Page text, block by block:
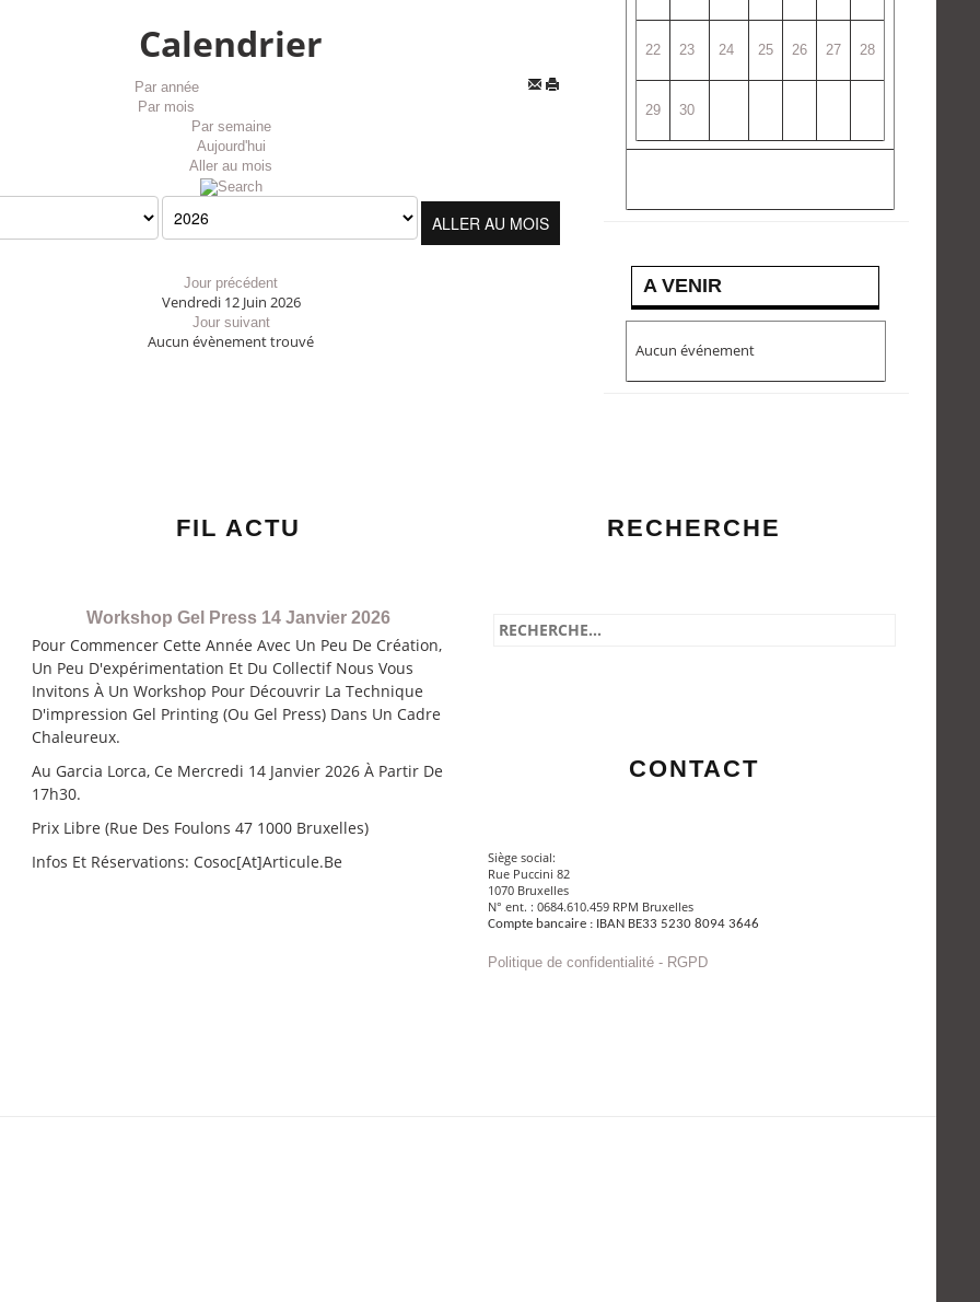
Calendrier
Par année
Par mois
Par semaine
Aujourd'hui
Aller au mois
ALLER AU MOIS
Jour précédent
Vendredi 12 Juin 2026
Jour suivant
Aucun évènement trouvé
22 23 24 25 26 27 28
29 30
A VENIR
Aucun événement
FIL ACTU
Workshop Gel Press 14 Janvier 2026
Pour Commencer Cette Année Avec Un Peu De Création,
Un Peu D'expérimentation Et Du Collectif Nous Vous
Invitons À Un Workshop Pour Découvrir La Technique
D'impression Gel Printing (ou Gel Press) Dans Un Cadre
Chaleureux.
Au Garcia Lorca, Ce Mercredi 14 Janvier 2026 À Partir De
17h30.
Prix Libre (Rue Des Foulons 47 1000 Bruxelles)
Infos Et Réservations: Cosoc[at]articule.be
RECHERCHE
CONTACT
Siège social:
Rue Puccini 82
1070 Bruxelles
N° ent. : 0684.610.459 RPM Bruxelles
Compte bancaire : IBAN BE33 5230 8094 3646
Politique de confidentialité - RGPD